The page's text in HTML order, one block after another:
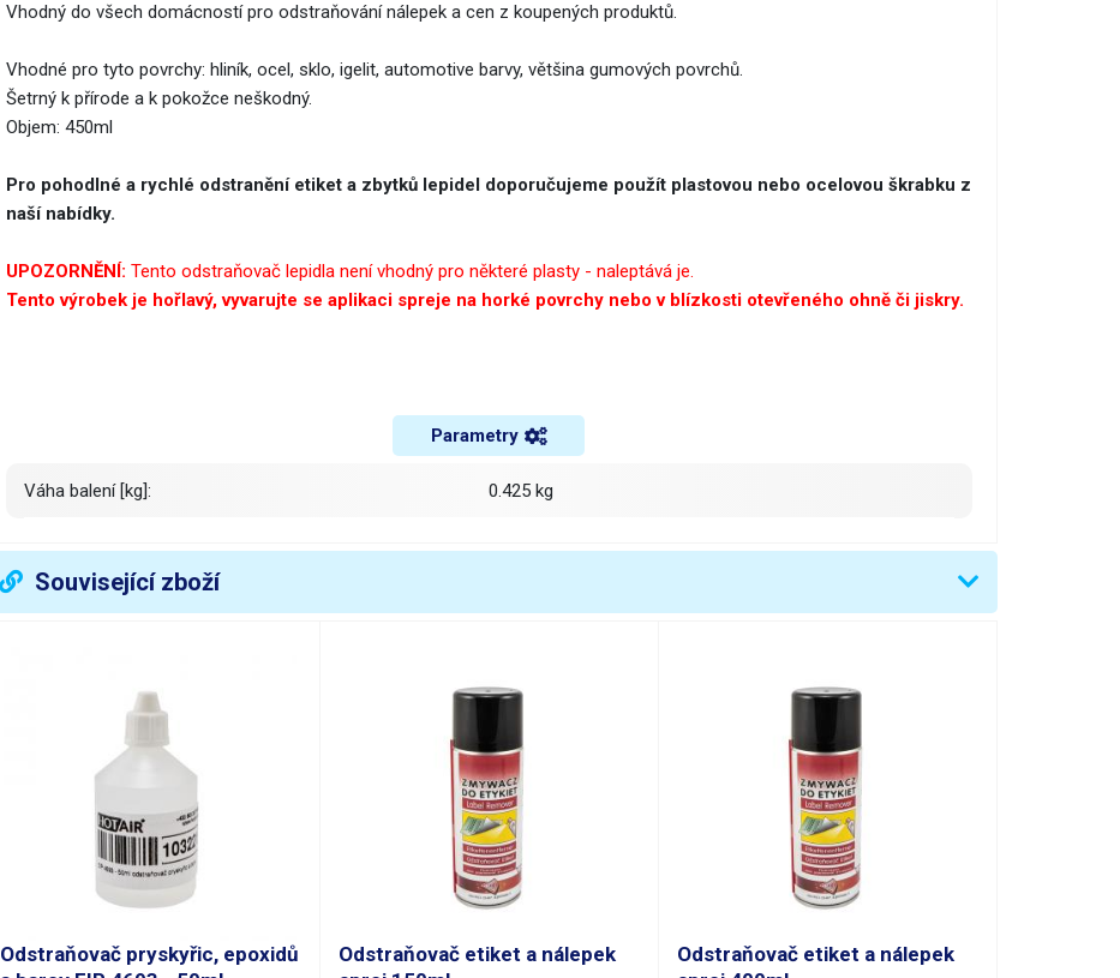
Vhodný do všech domácností pro odstraňování nálepek a cen z koupených produktů.
Vhodné pro tyto povrchy: hliník, ocel, sklo, igelit, automotive barvy, většina gumových povrchů.
Šetrný k přírode a k pokožce neškodný.
Objem: 450ml
Pro pohodlné a rychlé odstranění etiket a zbytků lepidel doporučujeme použít plastovou nebo ocelovou škrabku z
naší nabídky.
UPOZORNĚNÍ: Tento odstraňovač lepidla není vhodný pro některé plasty - naleptává je.
Tento výrobek je hořlavý, vyvarujte se aplikaci spreje na horké povrchy nebo v blízkosti otevřeného ohně či jiskry.
Parametry
Váha balení [kg]: 0.425 kg
Související zboží
Odstraňovač pryskyřic, epoxidů
Odstraňovač etiket a nálepek
Odstraňovač etiket a nálepek